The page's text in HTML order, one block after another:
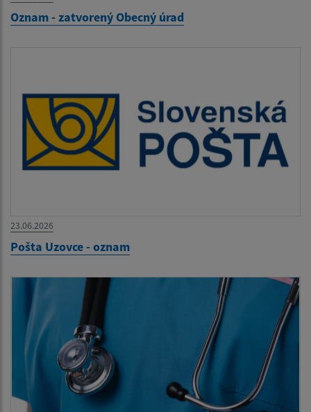
Oznam - zatvorený Obecný úrad
23.06.2026
Pošta Uzovce - oznam